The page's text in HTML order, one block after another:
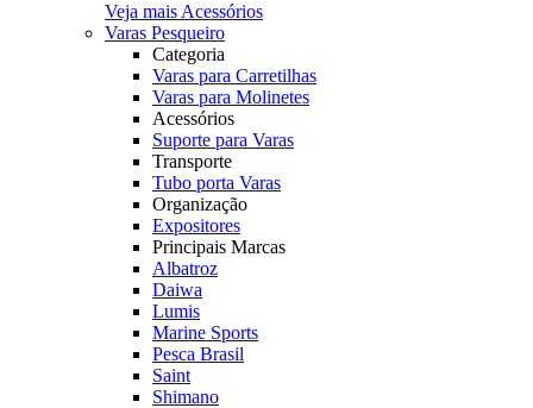
Veja mais Acessórios
Varas Pesqueiro
Categoria
Varas para Carretilhas
Varas para Molinetes
Acessórios
Suporte para Varas
Transporte
Tubo porta Varas
Organização
Expositores
Principais Marcas
Albatroz
Daiwa
Lumis
Marine Sports
Pesca Brasil
Saint
Shimano